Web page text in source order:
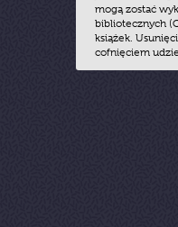
mogą zostać
bibliotecznych
książek.
cofnięciem